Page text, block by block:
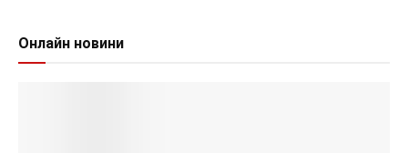
Онлайн новини